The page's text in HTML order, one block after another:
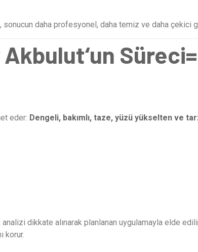
daha profesyonel, daha temiz ve daha çekici
‘un Süreci
eder: Dengeli, bakımlı, taze, yüzü yükselten ve
dikkate alınarak planlanan uygulamayla elde
korur.